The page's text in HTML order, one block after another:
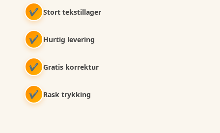
✔ Stort tekstillager
✔ Hurtig levering
✔ Gratis korrektur
✔ Rask trykking